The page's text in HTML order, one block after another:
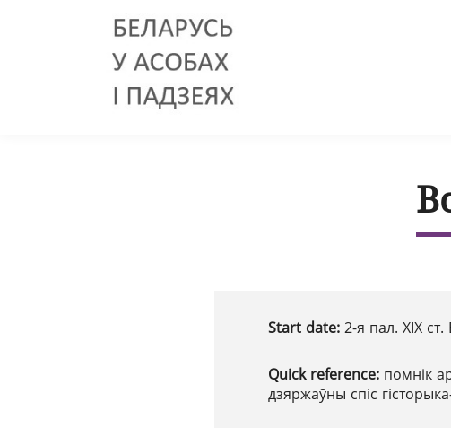
Start date: 2-я пал. XIX
Quick reference: помнік
дзяржаўны спіс